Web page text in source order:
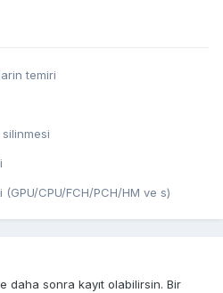
temiri
CPU/FCH/PCH/HM ve s)
daha sonra kayıt olabilirsin. Bir